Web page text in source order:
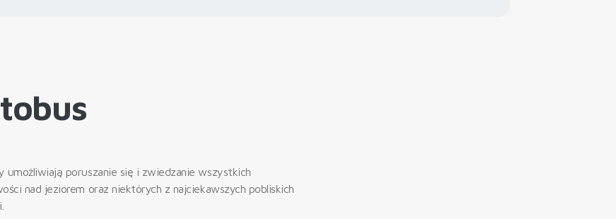
umożliwiają poruszanie się i zwiedzanie wszystkich
nad jeziorem oraz niektórych z najciekawszych pobliskich